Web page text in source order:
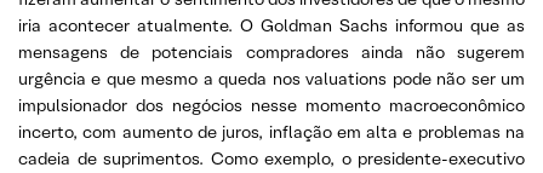
iria acontecer atualmente. O Goldman Sachs informou que as
mensagens de potenciais compradores ainda não sugerem
urgência e que mesmo a queda nos valuations pode não ser um
impulsionador dos negócios nesse momento macroeconômico
incerto, com aumento de juros, inflação em alta e problemas na
cadeia de suprimentos. Como exemplo, o presidente-executivo